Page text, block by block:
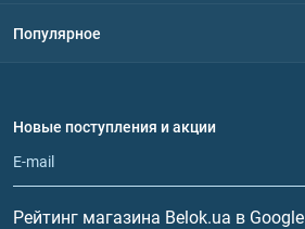
Политика конфиденциальности
Обмен и возврат
Популярное
Протеин
Гейнеры
Витамины и минералы
Новые поступления и акции
Рейтинг магазина Belok.ua в Google